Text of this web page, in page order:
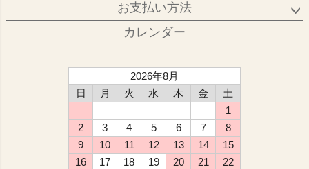
お支払い方法
カレンダー
2026年8月
日
月 火 水 木 金
土
1
2
3 4 5 6 7
8
9
10 11 12 13 14
15
16
17 18 19 20 21
22